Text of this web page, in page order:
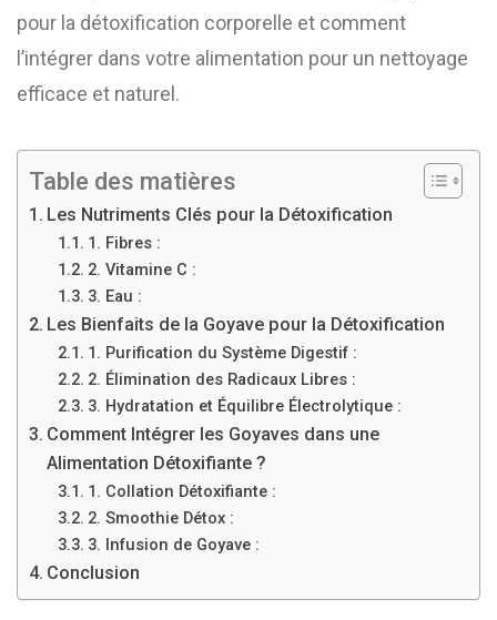
pour la détoxification corporelle et comment
l’intégrer dans votre alimentation pour un nettoyage
efficace et naturel.
Table des matières
Les Nutriments Clés pour la Détoxification
1. Fibres :
2. Vitamine C :
3. Eau :
Les Bienfaits de la Goyave pour la Détoxification
1. Purification du Système Digestif :
2. Élimination des Radicaux Libres :
3. Hydratation et Équilibre Électrolytique :
Comment Intégrer les Goyaves dans une
Alimentation Détoxifiante ?
1. Collation Détoxifiante :
2. Smoothie Détox :
3. Infusion de Goyave :
Conclusion